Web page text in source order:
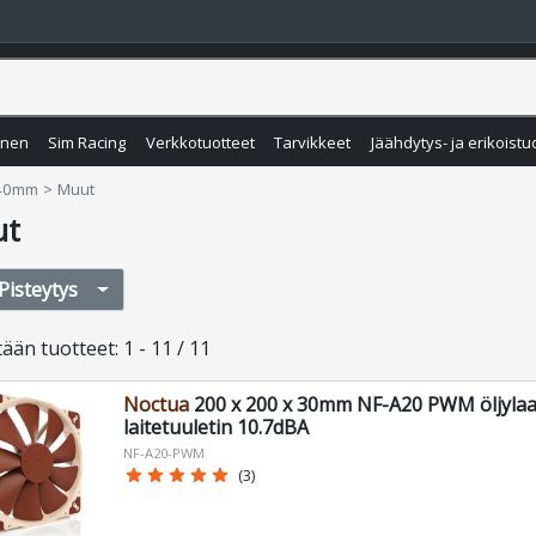
Sim Racing Verkkotuotteet Tarvikkeet Jäähdytys- ja
Muut
tuotteet: 1 - 11 / 11
Noctua200 x 200 x 30mm NF-A20 PWM
laitetuuletin 10.7dBA
NF-A20-PWM
star star star star star (3)